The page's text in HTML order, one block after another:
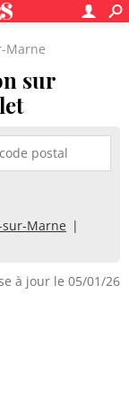
Marne
sur
sur-Marne
à jour le 05/01/26